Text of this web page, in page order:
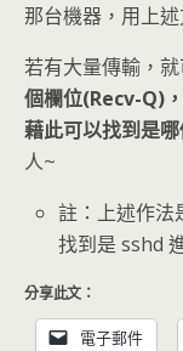
那台機器，用上
若有大量傳輸，
個欄位(Recv-Q)
藉此可以找到是
人~
註：上述作法
找到是 sshd
分享此文：
電子郵件